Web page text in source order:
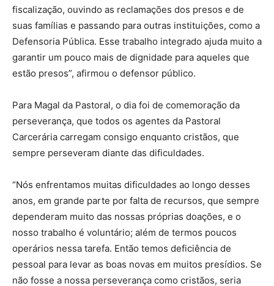
fiscalização, ouvindo as reclamações dos presos e de
suas famílias e passando para outras instituições, como a
Defensoria Pública. Esse trabalho integrado ajuda muito a
garantir um pouco mais de dignidade para aqueles que
estão presos”, afirmou o defensor público.
Para Magal da Pastoral, o dia foi de comemoração da
perseverança, que todos os agentes da Pastoral
Carcerária carregam consigo enquanto cristãos, que
sempre perseveram diante das dificuldades.
“Nós enfrentamos muitas dificuldades ao longo desses
anos, em grande parte por falta de recursos, que sempre
dependeram muito das nossas próprias doações, e o
nosso trabalho é voluntário; além de termos poucos
operários nessa tarefa. Então temos deficiência de
pessoal para levar as boas novas em muitos presídios. Se
não fosse a nossa perseverança como cristãos, seria